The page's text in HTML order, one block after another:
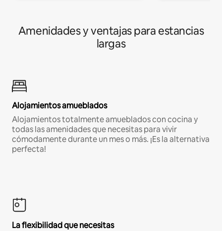
Amenidades y ventajas para estancias
largas
Alojamientos amueblados
Alojamientos totalmente amueblados con cocina y
todas las amenidades que necesitas para vivir
cómodamente durante un mes o más. ¡Es la alternativa
perfecta!
La flexibilidad que necesitas